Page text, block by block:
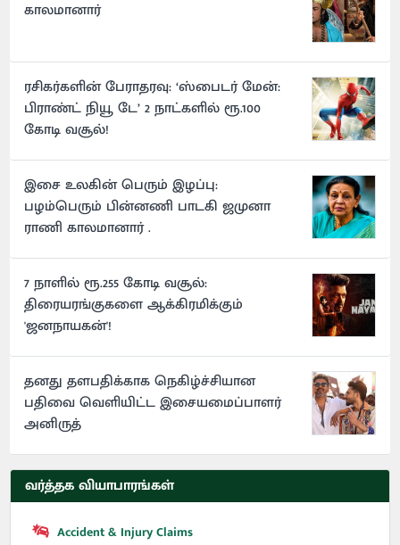
காலமானார்
ரசிகர்களின் பேராதரவு: ‘ஸ்பைடர் மேன்:
பிராண்ட் நியூ டே’ 2 நாட்களில் ரூ.100
கோடி வசூல்!
இசை உலகின் பெரும் இழப்பு:
பழம்பெரும் பின்னணி பாடகி ஜமுனா
ராணி காலமானார் .
7 நாளில் ரூ.255 கோடி வசூல்:
திரையரங்குகளை ஆக்கிரமிக்கும்
'ஜனநாயகன்'!
தனது தளபதிக்காக நெகிழ்ச்சியான
பதிவை வெளியிட்ட இசையமைப்பாளர்
அனிருத்
வர்த்தக வியாபாரங்கள்
Accident & Injury Claims